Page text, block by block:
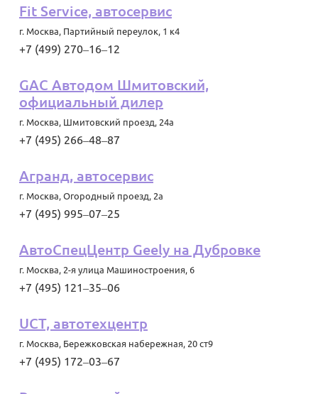
Fit Service, автосервис
г. Москва, Партийный переулок, 1 к4
+7 (499) 270‒16‒12
GAC Автодом Шмитовский,
официальный дилер
г. Москва, Шмитовский проезд, 24а
+7 (495) 266‒48‒87
Агранд, автосервис
г. Москва, Огородный проезд, 2а
+7 (495) 995‒07‒25
АвтоСпецЦентр Geely на Дубровке
г. Москва, 2-я улица Машиностроения, 6
+7 (495) 121‒35‒06
UCT, автотехцентр
г. Москва, Бережковская набережная, 20 ст9
+7 (495) 172‒03‒67